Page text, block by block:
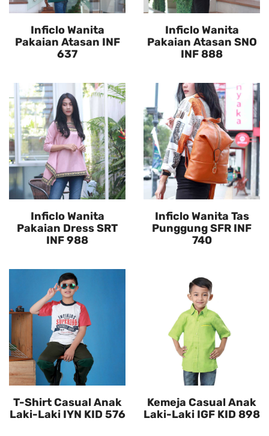
Inficlo Wanita
Pakaian Atasan INF
637
Inficlo Wanita
Pakaian Atasan SNO
INF 888
Inficlo Wanita
Pakaian Dress SRT
INF 988
Inficlo Wanita Tas
Punggung SFR INF
740
T-Shirt Casual Anak
Laki-Laki IYN KID 576
Kemeja Casual Anak
Laki-Laki IGF KID 898